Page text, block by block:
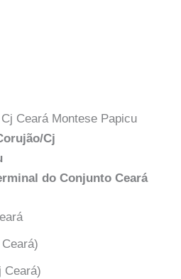
Ceará Montese Papicu
Cj
do Conjunto Ceará
Ceará)